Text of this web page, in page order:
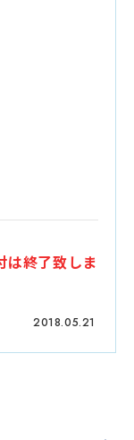
は終了致しま
2018.05.21